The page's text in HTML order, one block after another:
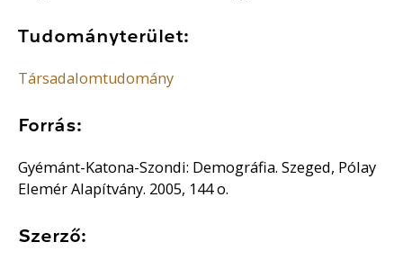
Tudományterület:
Társadalomtudomány
Forrás:
Gyémánt-Katona-Szondi: Demográfia. Szeged, Pólay
Elemér Alapítvány. 2005, 144 o.
Szerző: